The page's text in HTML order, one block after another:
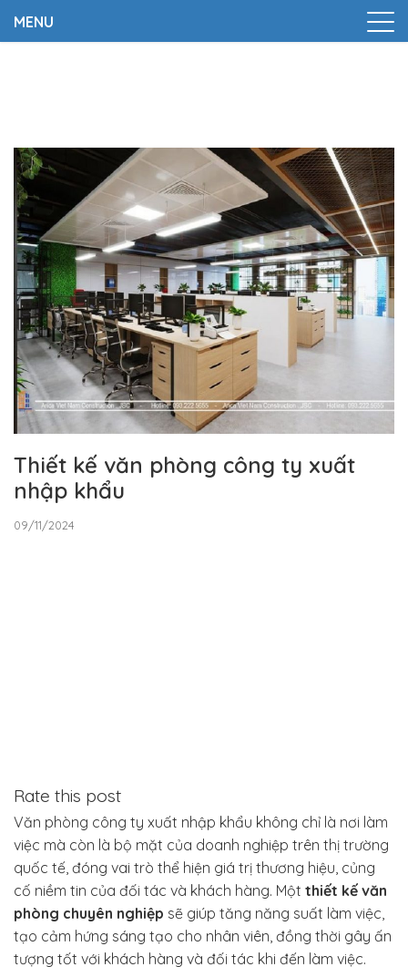
MENU
Thiết kế văn phòng công ty xuất
nhập khẩu
09/11/2024
Rate this post
Văn phòng công ty xuất nhập khẩu không chỉ là nơi làm
việc mà còn là bộ mặt của doanh nghiệp trên thị trường
quốc tế, đóng vai trò thể hiện giá trị thương hiệu, củng
cố niềm tin của đối tác và khách hàng. Một thiết kế văn
phòng chuyên nghiệp sẽ giúp tăng năng suất làm việc,
tạo cảm hứng sáng tạo cho nhân viên, đồng thời gây ấn
tượng tốt với khách hàng và đối tác khi đến làm việc.